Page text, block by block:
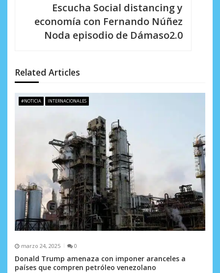
n
d
e
a
d
a
s
Escucha Social distancing y
economía con Fernando Núñez
Noda episodio de Dámaso2.0
Related Articles
#NOTICIA INTERNACIONALES
marzo 24, 2025 0
Donald Trump amenaza con imponer aranceles a
países que compren petróleo venezolano